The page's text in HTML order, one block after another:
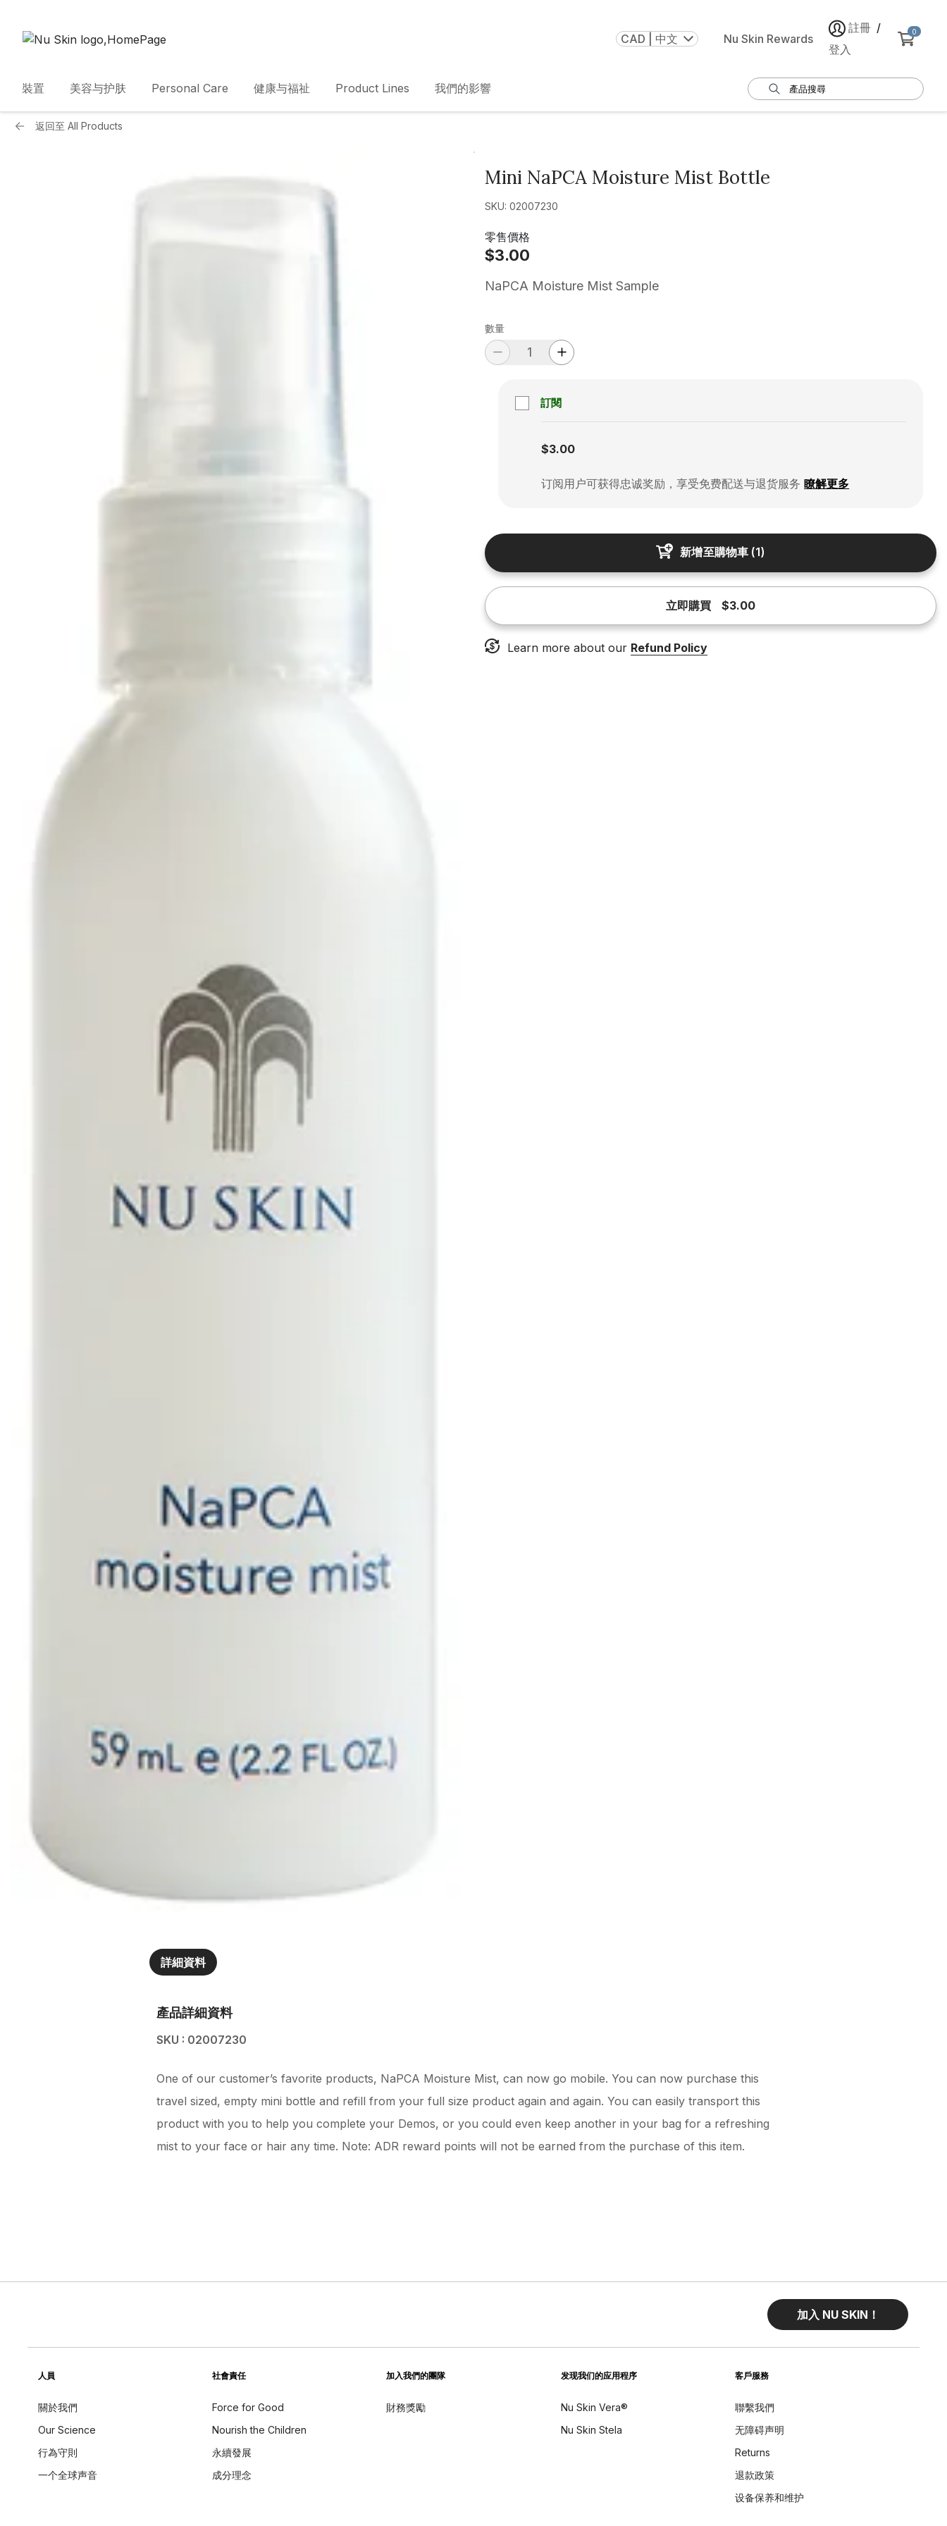
CAD | 中文 Nu Skin Rewards
註冊 /
登入
0
裝置 美容与护肤 Personal Care 健康与福祉 Product Lines 我們的影響
返回至 All Products
Mini NaPCA Moisture Mist Bottle
SKU: 02007230
零售價格
$3.00
NaPCA Moisture Mist Sample
數量
訂閱
$3.00
订阅用户可获得忠诚奖励，享受免费配送与退货服务 瞭解更多
新增至購物車 (1)
立即購買 $3.00
Learn more about our Refund Policy
詳細資料
產品詳細資料
SKU : 02007230
One of our customer’s favorite products, NaPCA Moisture Mist, can now go mobile. You can now purchase this
travel sized, empty mini bottle and refill from your full size product again and again. You can easily transport this
product with you to help you complete your Demos, or you could even keep another in your bag for a refreshing
mist to your face or hair any time. Note: ADR reward points will not be earned from the purchase of this item.
加入 NU SKIN！
人員
關於我們
Our Science
行為守則
一个全球声音
社會責任
Force for Good
Nourish the Children
永續發展
成分理念
加入我們的團隊
財務獎勵
发现我们的应用程序
Nu Skin Vera®
Nu Skin Stela
客戶服務
聯繫我們
无障碍声明
Returns
退款政策
设备保养和维护